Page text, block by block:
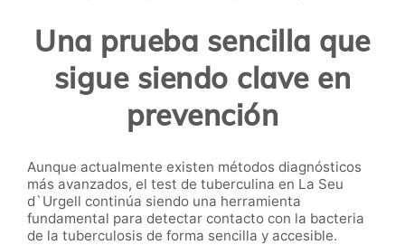
Una prueba sencilla que
sigue siendo clave en
prevención
Aunque actualmente existen métodos diagnósticos
más avanzados, el test de tuberculina en La Seu
d`Urgell continúa siendo una herramienta
fundamental para detectar contacto con la bacteria
de la tuberculosis de forma sencilla y accesible.